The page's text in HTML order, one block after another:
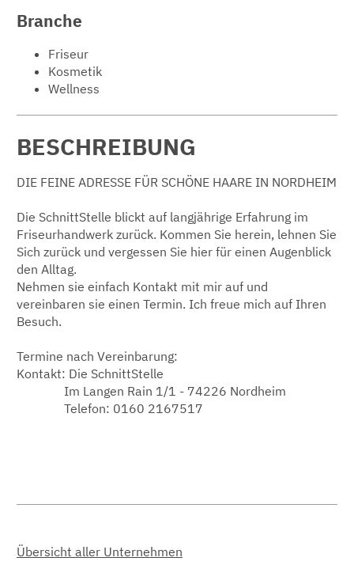
Branche
Friseur
Kosmetik
Wellness
BESCHREIBUNG
DIE FEINE ADRESSE FÜR SCHÖNE HAARE IN NORDHEIM
Die SchnittStelle blickt auf langjährige Erfahrung im
Friseurhandwerk zurück. Kommen Sie herein, lehnen Sie
Sich zurück und vergessen Sie hier für einen Augenblick
den Alltag.
Nehmen sie einfach Kontakt mit mir auf und
vereinbaren sie einen Termin. Ich freue mich auf Ihren
Besuch.
Termine nach Vereinbarung:
Kontakt: Die SchnittStelle
Im Langen Rain 1/1 - 74226 Nordheim
Telefon: 0160 2167517
Übersicht aller Unternehmen